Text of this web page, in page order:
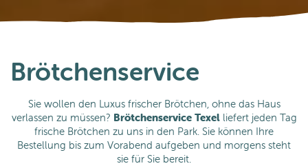
Brötchenservice
Sie wollen den Luxus frischer Brötchen, ohne das Haus
verlassen zu müssen? Brötchenservice Texelliefert jeden Tag
frische Brötchen zu uns in den Park. Sie können Ihre
Bestellung bis zum Vorabend aufgeben und morgens steht
sie für Sie bereit.